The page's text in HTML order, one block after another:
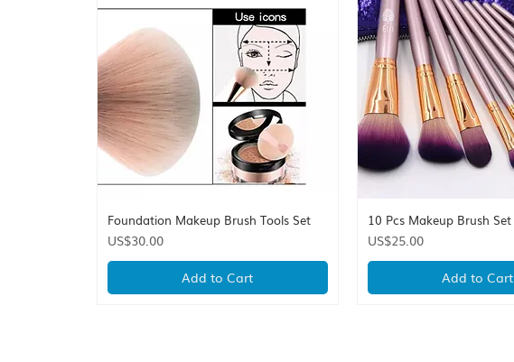
Quick View
Foundation Makeup Brush Tools Set
Price
US$30.00
Add to Cart
Quick View
10 Pcs Makeup Brush Set
Price
US$25.00
Add to Cart